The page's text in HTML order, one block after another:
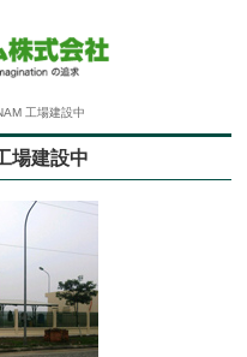
工場建設中
場建設中